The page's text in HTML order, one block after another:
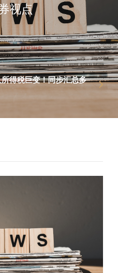
视点
得税巨变！同步汇总多